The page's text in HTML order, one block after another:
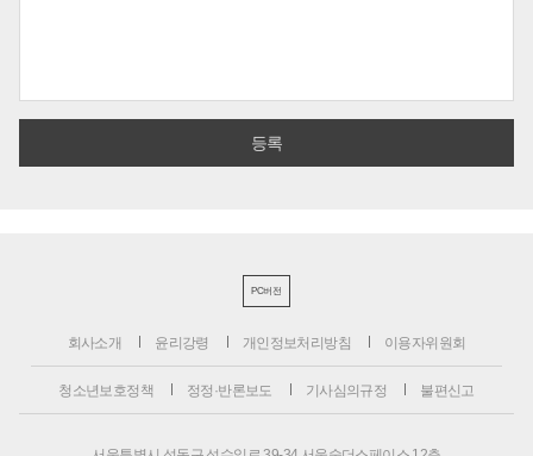
PC버전
회사소개 윤리강령 개인정보처리방침 이용자위원회
청소년보호정책 정정·반론보도 기사심의규정 불편신고